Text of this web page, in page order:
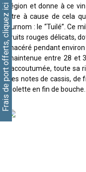
Frais de port offerts, cliquez icirégion et donne à ce
être à cause de cela
surnom : le “Tuilé”. Ce
fruits rouges délicats,
macéré pendant
maintenue entre 28 et
l’accoutumée, toute sa
des notes de cassis, de
violette en fin de bouche.